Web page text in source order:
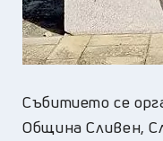
Събитието се
Община Сливен,